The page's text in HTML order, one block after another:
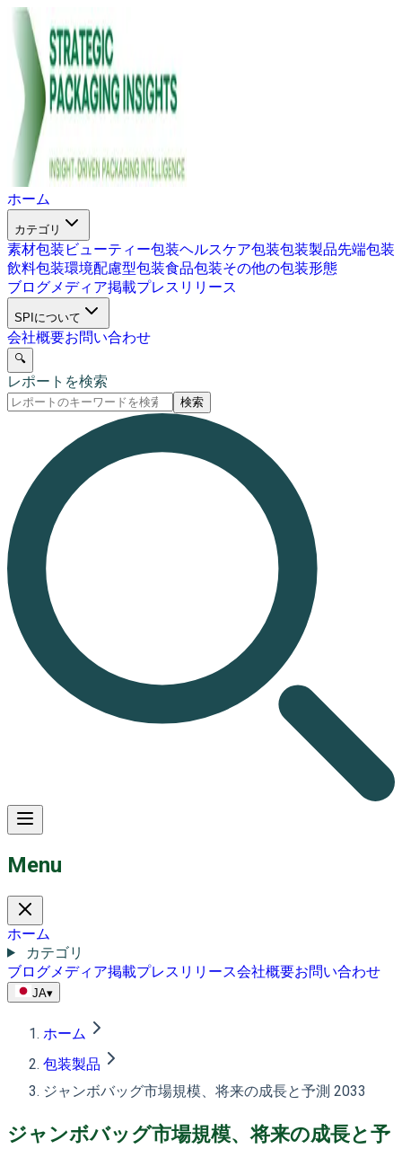
ホーム
カテゴリ
素材包装 ビューティー包装ヘルスケア包装包装製品先端包装
飲料包装環境配慮型包装食品包装その他の包装形態
ブログメディア掲載プレスリリース
SPIについて
会社概要お問い合わせ
🔍
レポートを検索
検索
Menu
ホーム
カテゴリ
ブログメディア掲載プレスリリース会社概要お問い合わせ
JA▾
ホーム
包装製品
ジャンボバッグ市場規模、将来の成長と予測 2033
ジャンボバッグ市場規模、将来の成長と予